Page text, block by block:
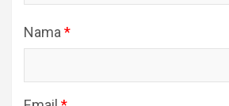
Nama*